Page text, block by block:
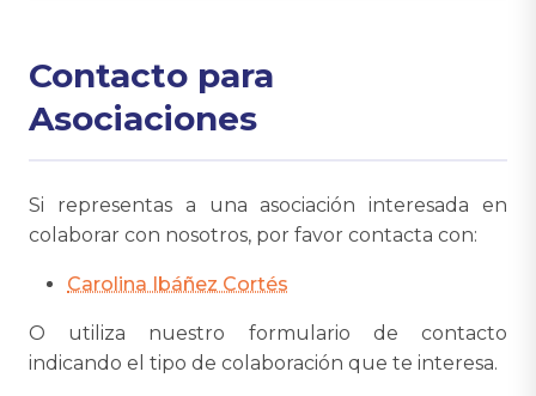
Contacto para
Asociaciones
Si representas a una asociación interesada en
colaborar con nosotros, por favor contacta con:
Carolina Ibáñez Cortés
O utiliza nuestro formulario de contacto
indicando el tipo de colaboración que te interesa.